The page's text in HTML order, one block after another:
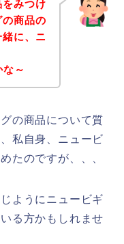
みつけ
商品の
に、ニ
～
の商品について質
私自身、ニュービ
たのですが、、、
ようにニュービギ
る方かもしれませ